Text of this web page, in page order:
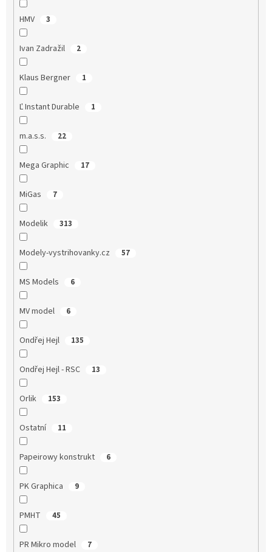
HMV 3
Ivan Zadražil 2
Klaus Bergner 1
Ľ Instant Durable 1
m.a.s.s. 22
Mega Graphic 17
MiGas 7
Modelik 313
Modely-vystrihovanky.cz 57
MS Models 6
MV model 6
Ondřej Hejl 135
Ondřej Hejl - RSC 13
Orlik 153
Ostatní 11
Papeirowy konstrukt 6
PK Graphica 9
PMHT 45
PR Mikro model 7